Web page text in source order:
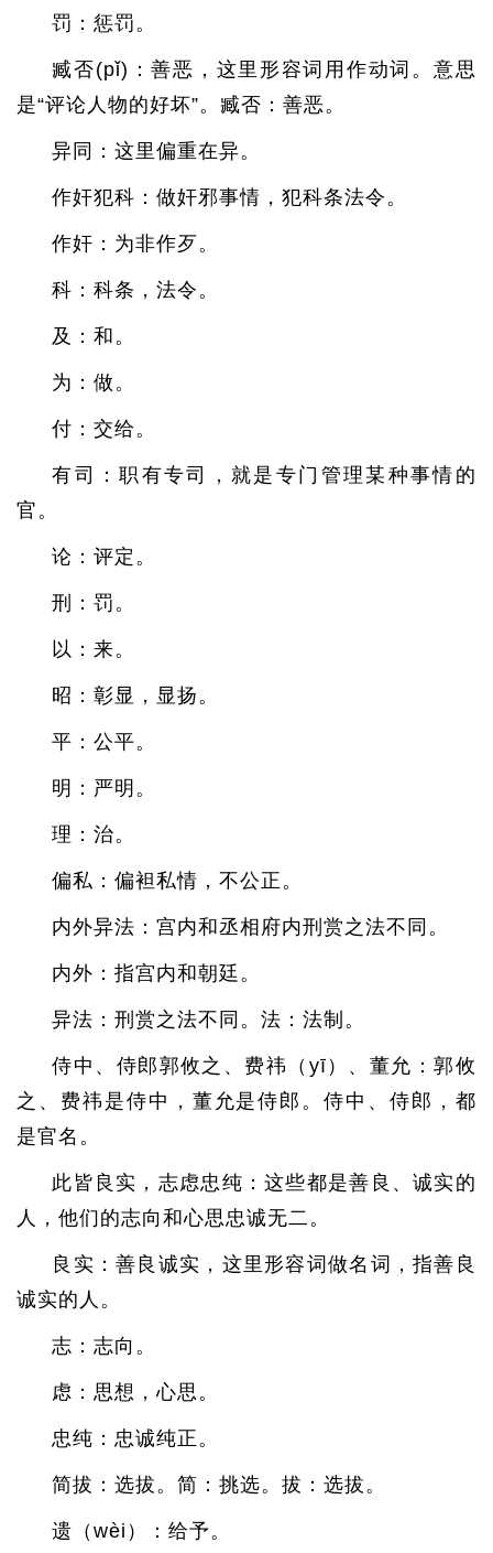
罚：惩罚。
臧否(pǐ)：善恶，这里形容词用作动词。意思
是“评论人物的好坏”。臧否：善恶。
异同：这里偏重在异。
作奸犯科：做奸邪事情，犯科条法令。
作奸：为非作歹。
科：科条，法令。
及：和。
为：做。
付：交给。
有司：职有专司，就是专门管理某种事情的
官。
论：评定。
刑：罚。
以：来。
昭：彰显，显扬。
平：公平。
明：严明。
理：治。
偏私：偏袒私情，不公正。
内外异法：宫内和丞相府内刑赏之法不同。
内外：指宫内和朝廷。
异法：刑赏之法不同。法：法制。
侍中、侍郎郭攸之、费祎（yī）、董允：郭攸
之、费祎是侍中，董允是侍郎。侍中、侍郎，都
是官名。
此皆良实，志虑忠纯：这些都是善良、诚实的
人，他们的志向和心思忠诚无二。
良实：善良诚实，这里形容词做名词，指善良
诚实的人。
志：志向。
虑：思想，心思。
忠纯：忠诚纯正。
简拔：选拔。简：挑选。拔：选拔。
遗（wèi）：给予。